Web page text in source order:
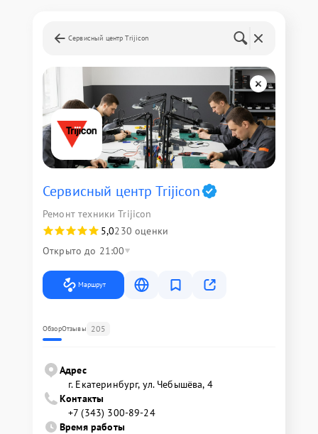
Сервисный центр Trijicon
Сервисный центр Trijicon
Ремонт техники Trijicon
5,0230 оценки
Открыто до 21:00
Маршрут
ОбзорОтзывы 205
Адрес
г. Екатеринбург, ул. Чебышёва, 4
Контакты
+7 (343) 300-89-24
Время работы